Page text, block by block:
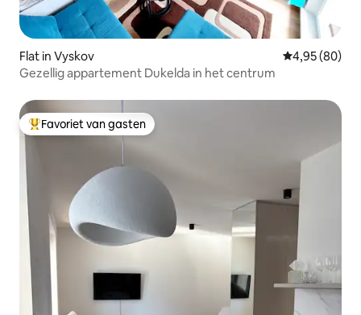
Flat in Vyskov Gemiddelde
4,95 (80)
Gezellig appartement Dukelda in het centrum
Topfavoriet van gasten
Favoriet van gasten